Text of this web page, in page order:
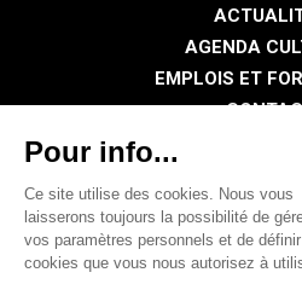
AGENDA
EMPLOIS ET
Politique de
Politique des